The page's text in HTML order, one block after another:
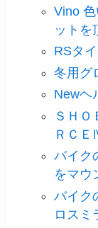
Vino
ットを
RSタ
冬用グ
Newヘ
ＳＨＯ
ＲＣ
バイク
をマウ
バイク
ロスミ